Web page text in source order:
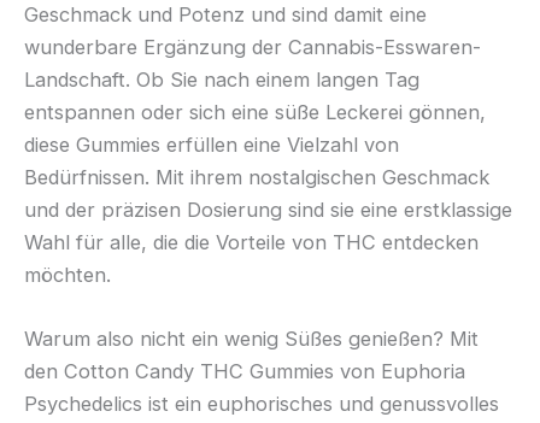
Geschmack und Potenz und sind damit eine
wunderbare Ergänzung der Cannabis-Esswaren-
Landschaft. Ob Sie nach einem langen Tag
entspannen oder sich eine süße Leckerei gönnen,
diese Gummies erfüllen eine Vielzahl von
Bedürfnissen. Mit ihrem nostalgischen Geschmack
und der präzisen Dosierung sind sie eine erstklassige
Wahl für alle, die die Vorteile von THC entdecken
möchten.
Warum also nicht ein wenig Süßes genießen? Mit
den Cotton Candy THC Gummies von Euphoria
Psychedelics ist ein euphorisches und genussvolles